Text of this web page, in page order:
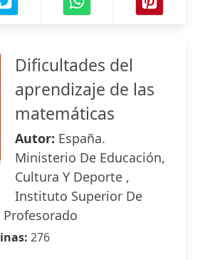
Dificultades del
aprendizaje de las
matemáticas
Autor: España.
Ministerio De Educación,
Cultura Y Deporte ,
Instituto Superior De
276